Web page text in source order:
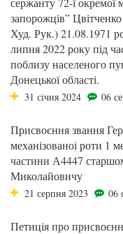
запорожців”
Худ. Рук.) 21.08.1971
липня 2022 року під
поблизу населеного
Донецької області.
31 січня 2024 06
Присвоєння звання
механізованоі роти 1
частини А4447
Миколайовичу
21 серпня 2023 06
Петиція про